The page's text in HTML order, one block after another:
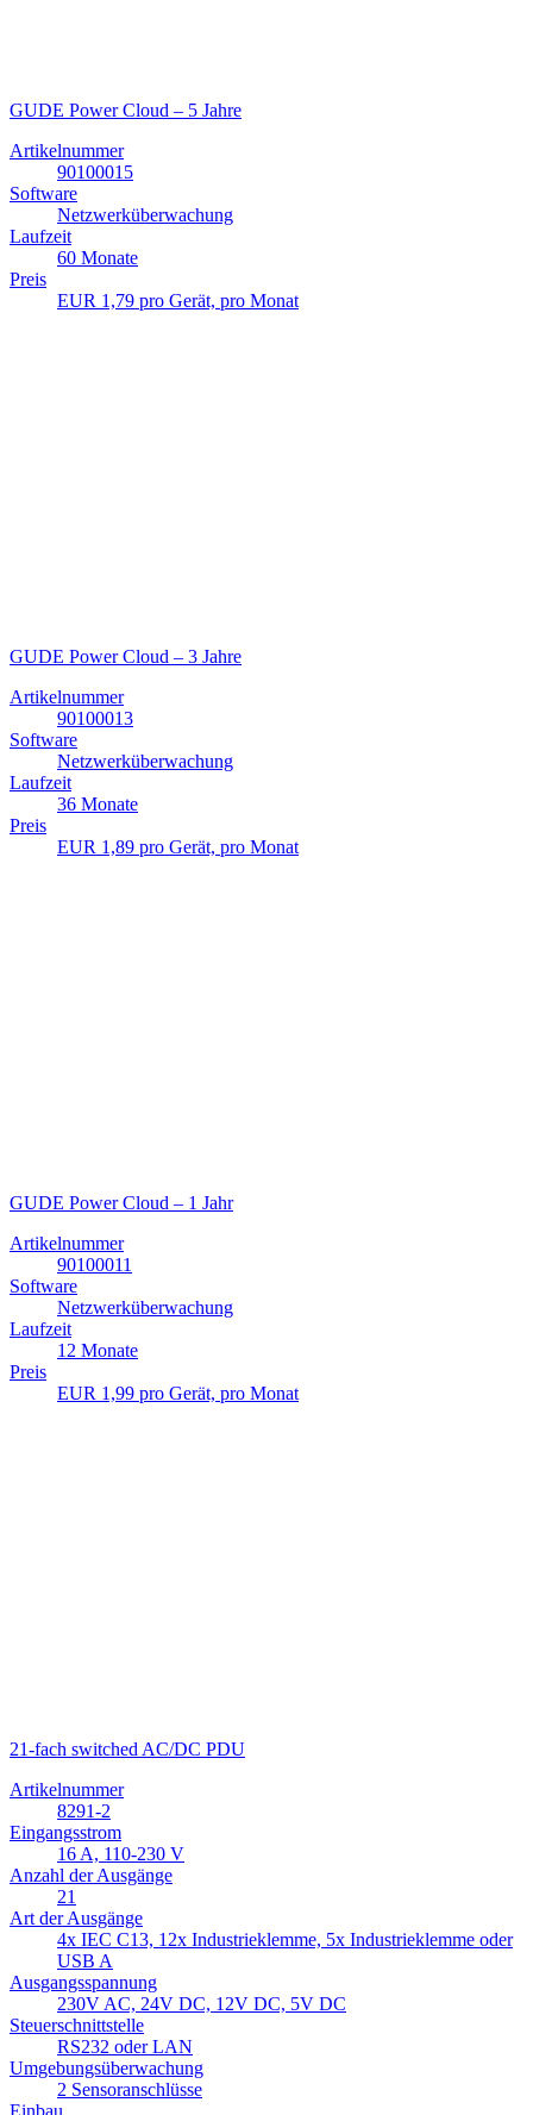
GUDE Power Cloud – 5 Jahre
Artikelnummer
90100015
Software
Netzwerküberwachung
Laufzeit
60 Monate
Preis
EUR 1,79 pro Gerät, pro Monat
GUDE Power Cloud – 3 Jahre
Artikelnummer
90100013
Software
Netzwerküberwachung
Laufzeit
36 Monate
Preis
EUR 1,89 pro Gerät, pro Monat
GUDE Power Cloud – 1 Jahr
Artikelnummer
90100011
Software
Netzwerküberwachung
Laufzeit
12 Monate
Preis
EUR 1,99 pro Gerät, pro Monat
21-fach switched AC/DC PDU
Artikelnummer
8291-2
Eingangsstrom
16 A, 110-230 V
Anzahl der Ausgänge
21
Art der Ausgänge
4x IEC C13, 12x Industrieklemme, 5x Industrieklemme oder
USB A
Ausgangsspannung
230V AC, 24V DC, 12V DC, 5V DC
Steuerschnittstelle
RS232 oder LAN
Umgebungsüberwachung
2 Sensoranschlüsse